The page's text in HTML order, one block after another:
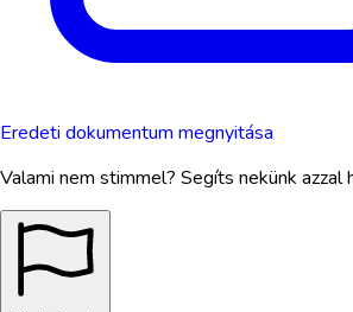
Eredeti dokumentum megnyitása
Valami nem stimmel? Segíts nekünk azzal